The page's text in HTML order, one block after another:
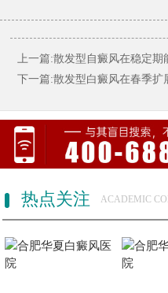
上一篇:散发型自癜风在稳定
下一篇:散发型白癜风在春季扩
热点关注 ACADEMIC